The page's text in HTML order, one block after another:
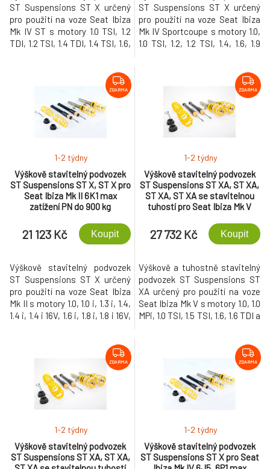
ST Suspensions ST X určený
pro použití na voze Seat Ibiza
Mk IV ST s motory 1.0 TSI, 1.2
TDI, 1.2 TSI, 1.4 TDI, 1.4 TSI, 1.6,
je uvedený ve velkém TP) 861 -
950 kg. Tento podvozek
umožňuje snížení vozu o 15-50
mm na přední nápravě a 30-55
mm na zadní nápravě.
ST Suspensions ST X určený
pro použití na voze Seat Ibiza
Mk IV Sportcoupe s motory 1.0,
1.0 TSI, 1.2, 1.2 TSI, 1.4, 1.6, 1.9
ve velkém TP) do 860 kg. Tento
podvozek umožňuje snížení
vozu o 30-60 mm na přední
nápravě a 25-50 mm na zadní
nápravě.
ZDARMA
Výškově stavitelný podvozek
ST Suspensions ST X, ST X pro
Seat Ibiza Mk II 6K1 max
zatížení PN do 900 kg
1-2 týdny
21 123 Kč Koupit
Výškově stavitelný podvozek
ST Suspensions ST X určený
pro použití na voze Seat Ibiza
Mk II s motory 1.0, 1.0 i, 1.3 i, 1.4,
1.4 i, 1.4 i 16V, 1.6 i, 1.8 i, 1.8 i 16V,
zatížením přední nápravy (údaj
je uvedený ve velkém TP) do
900 kg. Tento podvozek
umožňuje snížení vozu o 40-80
mm na přední nápravě a 40-80
ZDARMA
Výškově stavitelný podvozek
ST Suspensions ST XA, ST XA,
ST XA, ST XA se stavitelnou
tuhostí pro Seat Ibiza Mk V
990 kg
1-2 týdny
27 732 Kč Koupit
Výškově a tuhostně stavitelný
podvozek ST Suspensions ST
XA určený pro použití na voze
Seat Ibiza Mk V s motory 1.0, 1.0
MPi, 1.0 TSI, 1.5 TSI, 1.6, 1.6 TDI a
velkém TP) do 990 kg. Tento
podvozek umožňuje snížení
vozu o 35-65 mm na přední
nápravě a 35-65 mm na zadní
ZDARMA
Výškově stavitelný podvozek
ST Suspensions ST XA, ST XA,
1-2 týdny
ZDARMA
Výškově stavitelný podvozek
ST Suspensions ST X pro Seat
1-2 týdny